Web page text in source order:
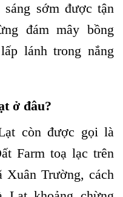
sớm được tận
đám mây bồng
lánh trong nắng
ở đâu?
còn được gọi là
Farm toạ lạc trên
Trường, cách